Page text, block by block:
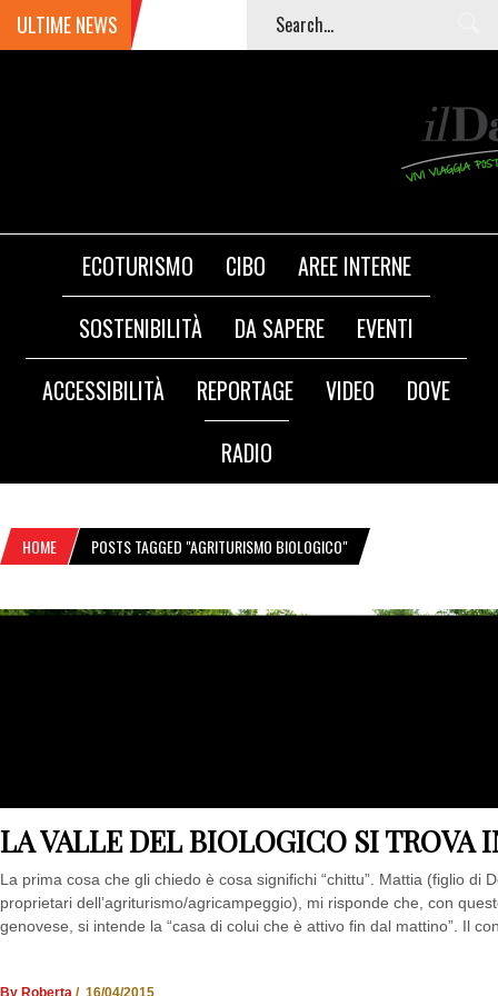
ULTIME NEWS
ECOTURISMO CIBO
AREE INTERNE
SOSTENIBILITÀ
DA SAPERE
EVENTI
ACCESSIBILITÀ
REPORTAGE VIDEO
DOVE
RADIO
HOME POSTS TAGGED "AGRITURISMO BIOLOGICO"
LA VALLE DEL BIOLOGICO SI TROVA
La prima cosa che gli chiedo è cosa significhi “chittu”. Mattia (figlio di
proprietari dell’agriturismo/agricampeggio), mi risponde che, con
genovese, si intende la “casa di colui che è attivo fin dal mattino”. Il
By Roberta / 16/04/2015